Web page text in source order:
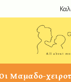
Μαμαδο-